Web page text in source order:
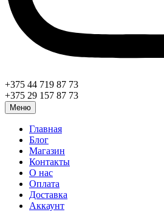
+375 44 719 87 73
+375 29 157 87 73
Меню
Главная
Блог
Магазин
Контакты
О нас
Оплата
Доставка
Аккаунт